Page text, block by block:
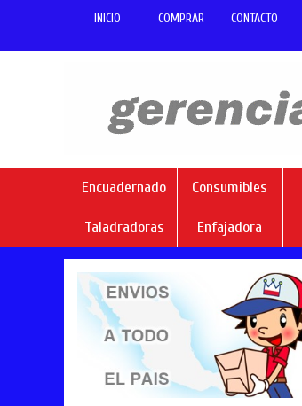
INICIO COMPRAR CONTACTO
Encuadernado Consumibles
Taladradoras Enfajadora